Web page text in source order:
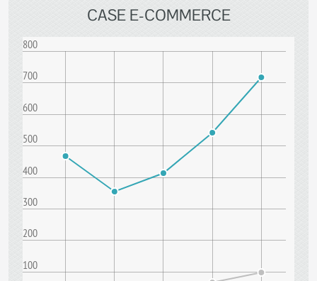
CASE E-COMMERCE
100
200
300
400
500
600
700
800